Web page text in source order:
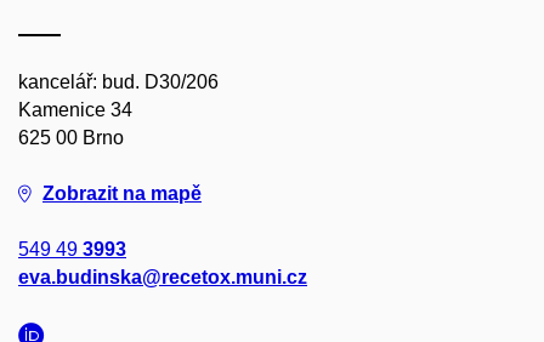
kancelář: bud. D30/206
Kamenice 34
625 00 Brno
Zobrazit na mapě
549 49 3993
eva.budinska@recetox.muni.cz